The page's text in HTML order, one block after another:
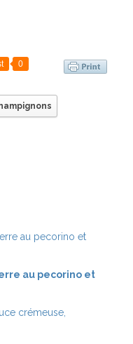
0
au pecorino et